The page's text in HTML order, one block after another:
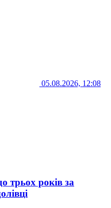
05.08.2026, 12:08
трьох років за